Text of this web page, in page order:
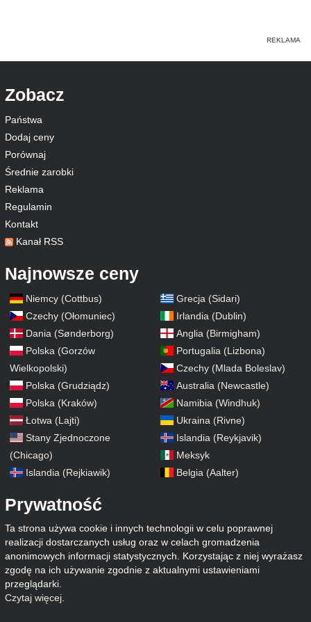
Zobacz
Państwa
Dodaj ceny
Porównaj
Średnie zarobki
Reklama
Regulamin
Kontakt
Kanał RSS
Najnowsze ceny
Niemcy (Cottbus)
Czechy (Ołomuniec)
Dania (Sønderborg)
Polska (Gorzów
Wielkopolski)
Polska (Grudziądz)
Polska (Kraków)
Łotwa (Lajti)
Stany Zjednoczone
(Chicago)
Islandia (Rejkiawik)
Grecja (Sidari)
Irlandia (Dublin)
Anglia (Birmigham)
Portugalia (Lizbona)
Czechy (Mlada Boleslav)
Australia (Newcastle)
Namibia (Windhuk)
Ukraina (Rivne)
Islandia (Reykjavik)
Meksyk
Belgia (Aalter)
Prywatność
Ta strona używa cookie i innych technologii w celu poprawnej
realizacji dostarczanych usług oraz w celach gromadzenia
anonimowych informacji statystycznych. Korzystając z niej wyrażasz
zgodę na ich używanie zgodnie z aktualnymi ustawieniami
przeglądarki.
Czytaj więcej